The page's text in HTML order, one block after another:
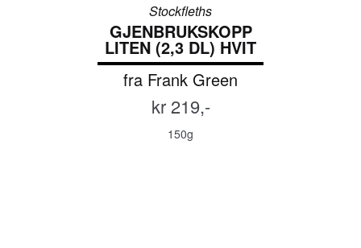
Stockfleths
GJENBRUKSKOPP
LITEN (2,3 DL) HVIT
fra Frank Green
kr 219,-
150g